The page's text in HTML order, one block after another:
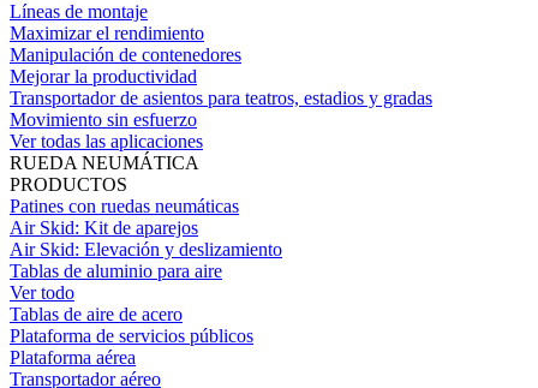
Líneas de montaje
Maximizar el rendimiento
Manipulación de contenedores
Mejorar la productividad
Transportador de asientos para teatros, estadios y gradas
Movimiento sin esfuerzo
Ver todas las aplicaciones
RUEDA NEUMÁTICA
PRODUCTOS
Patines con ruedas neumáticas
Air Skid: Kit de aparejos
Air Skid: Elevación y deslizamiento
Tablas de aluminio para aire
Ver todo
Tablas de aire de acero
Plataforma de servicios públicos
Plataforma aérea
Transportador aéreo